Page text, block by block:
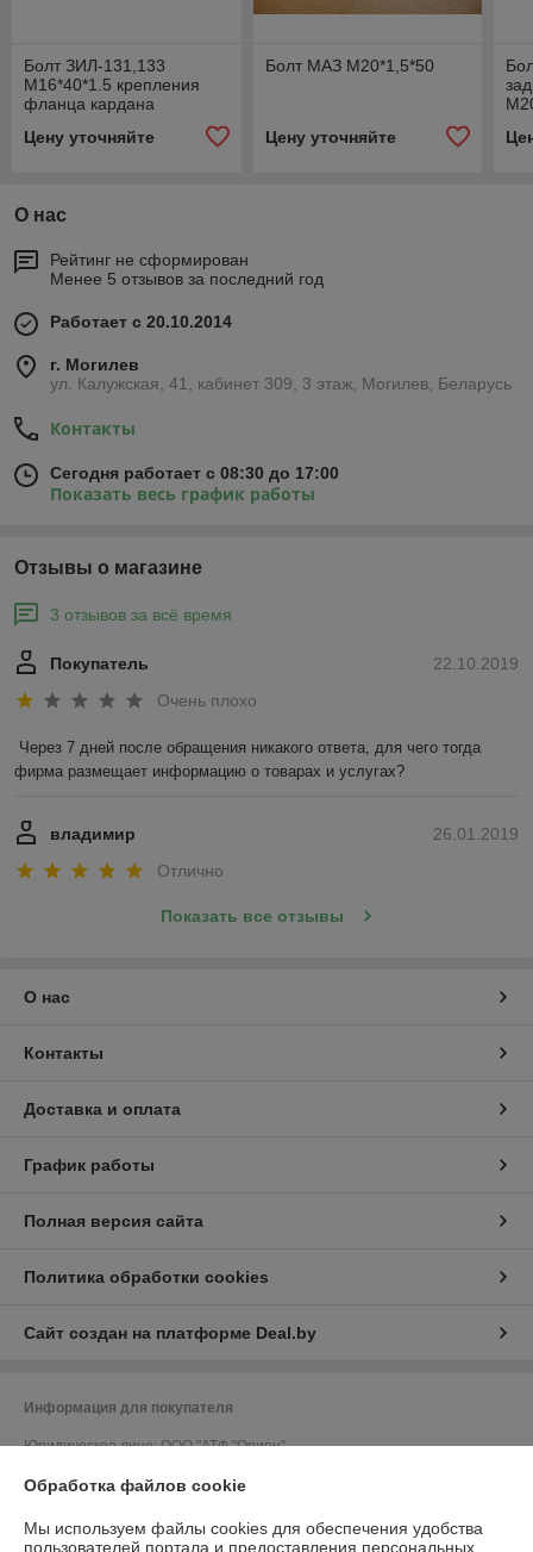
Болт ЗИЛ-131,133
М16*40*1.5 крепления
фланца кардана
Цену уточняйте
Болт МАЗ М20*1,5*50
Цену уточняйте
О нас
Рейтинг не сформирован
Менее 5 отзывов за последний год
Работает с 20.10.2014
г. Могилев
ул. Калужская, 41, кабинет 309, 3 этаж, Могилев, Беларусь
Контакты
Сегодня работает с 08:30 до 17:00
Показать весь график работы
Отзывы о магазине
3 отзывов за всё время
22.10.2019
Покупатель
Очень плохо
Через 7 дней после обращения никакого ответа, для чего тогда
фирма размещает информацию о товарах и услугах?
26.01.2019
владимир
Отлично
Показать все отзывы
О нас
Контакты
Доставка и оплата
График работы
Полная версия сайта
Политика обработки cookies
Сайт создан на платформе Deal.by
Информация для покупателя
Юридическое лицо:ООО "АТФ "Орион"
УНП: 700033502
Обработка файлов cookie
Мы используем файлы cookies для обеспечения удобства
пользователей портала и предоставления персональных